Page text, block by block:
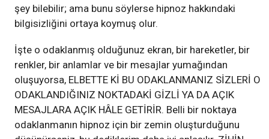
şey bilebilir; ama bunu söylerse hipnoz hakkındaki
bilgisizliğini ortaya koymuş olur.
İşte o odaklanmış olduğunuz ekran, bir hareketler, bir
renkler, bir anlamlar ve bir mesajlar yumağından
oluşuyorsa, ELBETTE Kİ BU ODAKLANMANIZ SİZLERİ O
ODAKLANDIĞINIZ NOKTADAKİ GİZLİ YA DA AÇIK
MESAJLARA AÇIK HÂLE GETİRİR. Belli bir noktaya
odaklanmanın hipnoz için bir zemin oluşturduğunu